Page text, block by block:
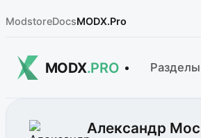
ModstoreDocsMODX.Pro
MODX.PRO Разделы
Александр